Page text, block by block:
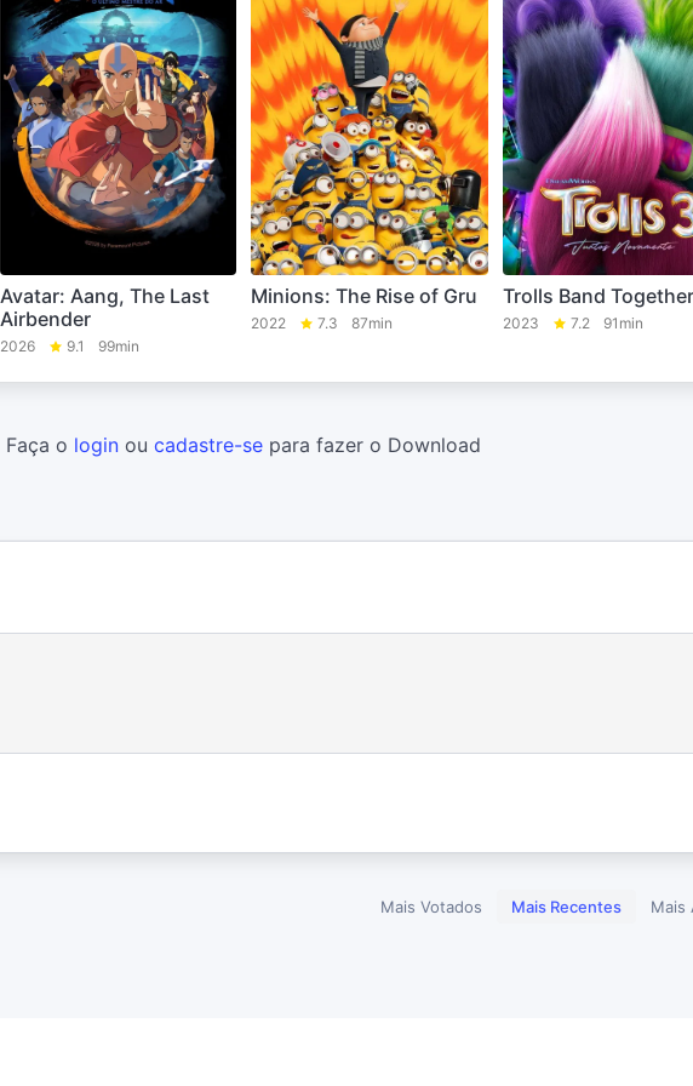
Avatar: Aang, The Last
Airbender
2026 9.1 99min
Minions: The Rise of Gru
2022 7.3 87min
Trolls Band Together
2023 7.2 91min
Faça o login ou cadastre-se para fazer o Download
Mais Votados Mais Recentes Mais